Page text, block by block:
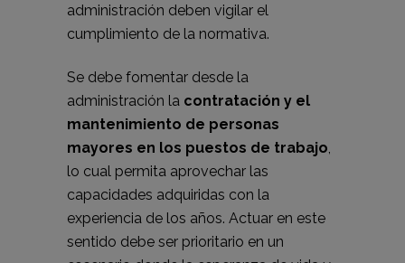
administración deben vigilar el
cumplimiento de la normativa.
Se debe fomentar desde la
administración la contratación y el
mantenimiento de personas
mayores en los puestos de trabajo,
lo cual permita aprovechar las
capacidades adquiridas con la
experiencia de los años. Actuar en este
sentido debe ser prioritario en un